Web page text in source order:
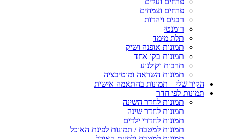
פרחים וצמחים
רבנים ויהדות
רומנטי
תלת מימד
תמונות אופנה ושיק
תמונות בקו אחד
תרבות וקולנוע
תמונות השראה ומוטיבציה
הקיר שלי – תמונות בהתאמה אישית
תמונות לפי חדר
תמונות לחדר השינה
תמונות לחדר שינה
תמונות לחדרי ילדים
תמונות למטבח / תמונות לפינת האוכל